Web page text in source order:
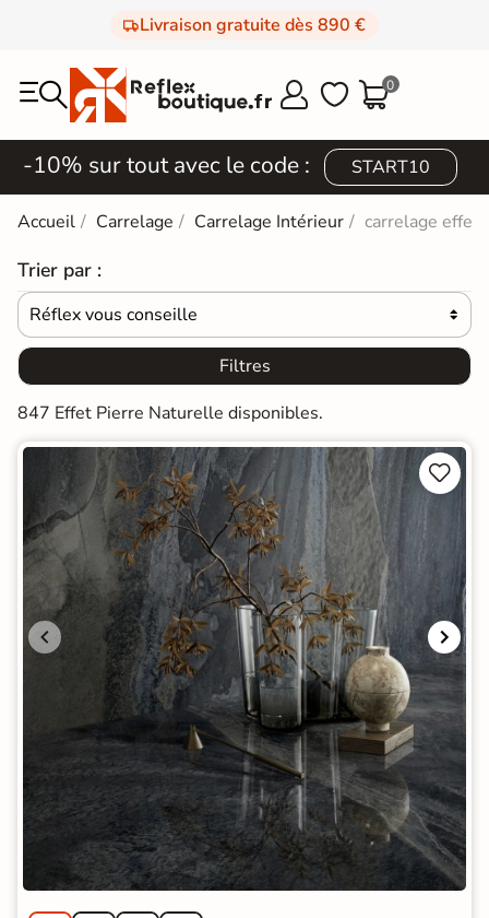
Livraison gratuite dès 890 €
  0
-10% sur tout avec le code : START10
Accueil Carrelage Carrelage Intérieur carrelage effet
Trier par :
Réflex vous conseille 
Filtres
847 Effet Pierre Naturelle disponibles.

